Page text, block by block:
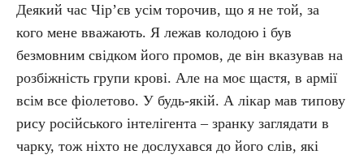
Деякий час Чір’єв усім торочив, що я не той, за
кого мене вважають. Я лежав колодою і був
безмовним свідком його промов, де він вказував на
розбіжність групи крові. Але на моє щастя, в армії
всім все фіолетово. У будь-якій. А лікар мав типову
рису російського інтелігента – зранку заглядати в
чарку, тож ніхто не дослухався до його слів, які